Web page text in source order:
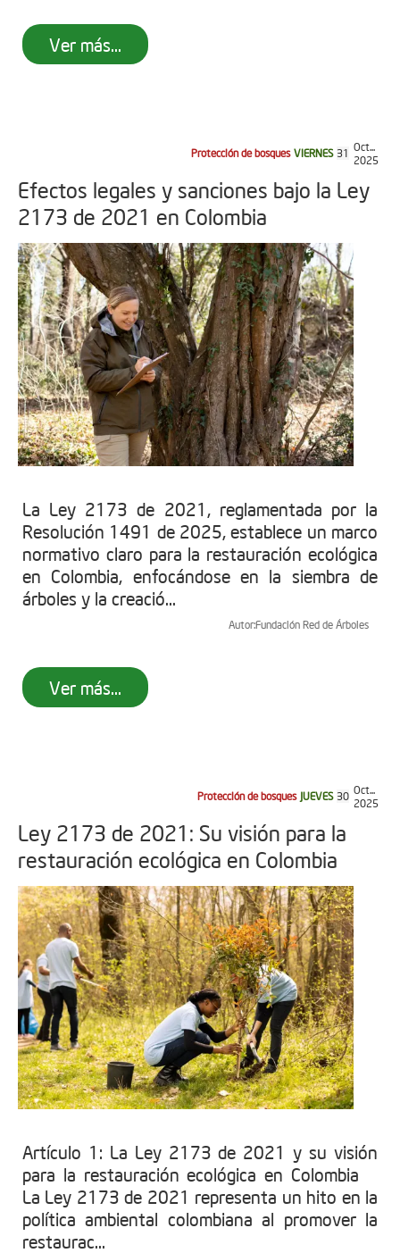
Ver más...
Protección de bosques VIERNES 31 Oct...
2025
Efectos legales y sanciones bajo la Ley
2173 de 2021 en Colombia
La Ley 2173 de 2021, reglamentada por la
Resolución 1491 de 2025, establece un marco
normativo claro para la restauración ecológica
en Colombia, enfocándose en la siembra de
árboles y la creació...
Autor:Fundación Red de Árboles
Ver más...
Protección de bosques JUEVES 30 Oct...
2025
Ley 2173 de 2021: Su visión para la
restauración ecológica en Colombia
Artículo 1: La Ley 2173 de 2021 y su visión
para la restauración ecológica en Colombia
La Ley 2173 de 2021 representa un hito en la
política ambiental colombiana al promover la
restaurac...